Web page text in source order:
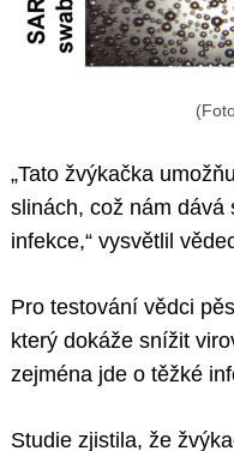
„Tato žvýkačka
slinách, což nám dává
infekce,“ vysvětlil
Pro testování vědci
který dokáže snížit
zejména jde o těžké
Studie zjistila, že